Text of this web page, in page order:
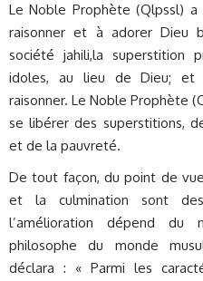
Le Noble Prophète (Qlpssl)
raisonner et à adorer Dieu
société jahili,la superstition
idoles, au lieu de Dieu; et
raisonner. Le Noble Prophète
se libérer des superstitions,
et de la pauvreté.
De tout façon, du point de
et la culmination sont
l’amélioration dépend du
philosophe du monde
déclara : « Parmi les